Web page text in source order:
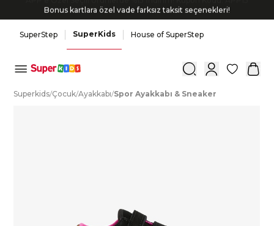
Bonus kartlara özel vade farksız taksit seçenekleri!
SuperStep SuperKids House of SuperStep
0
Superkids/Çocuk/Ayakkabı/Spor Ayakkabı & Sneaker